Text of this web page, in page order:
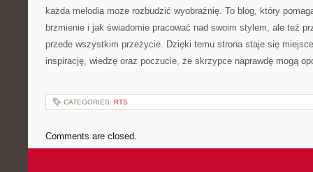
każda melodia może rozbudzić wyobraźnię. To blog, który
brzmienie i jak świadomie pracować nad swoim stylem, ale też
przede wszystkim przeżycie. Dzięki temu strona staje się
inspirację, wiedzę oraz poczucie, że skrzypce naprawdę mogą
CATEGORIES: RTS
Comments are closed.